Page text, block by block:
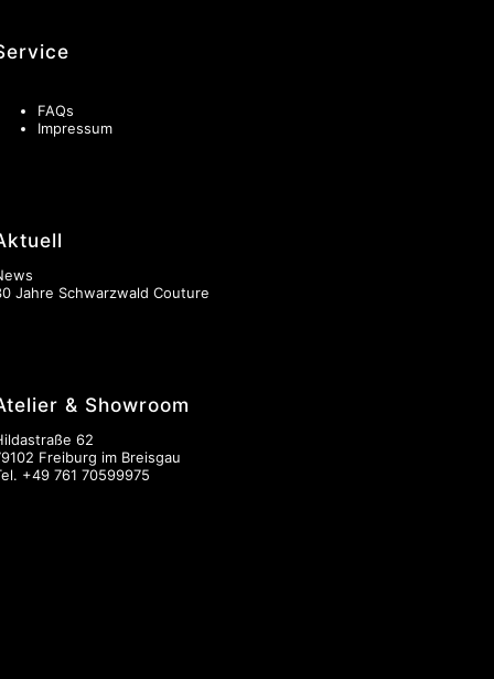
FAQs
Impressum
Jahre Schwarzwald Couture
& Showroom
62
Freiburg im Breisgau
+49 761 70599975